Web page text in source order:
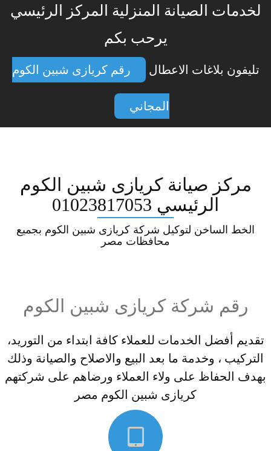
لخدمات الصيانة المنزلية المركز الرئيسي
يرحب بكم
تليفون بلاغات الاعطال رقم كريازى شبين الكوم
المجاني
مركز صيانة كريازى شبين الكوم
الرئيسي 01023817053
الخط الساخن لتوكيل شركة كريازى شبين الكوم بجميع
محافظات مصر
رقم شركة كريازى شبين الكوم
تقديم أفضل الخدمات للعملاء كافة ابتداء من التوريد،
التركيب ، وخدمة ما بعد البيع والاصلاح والصيانة وذلك
بهدف الحفاظ على ولاء العملاء ورضاهم على شركتهم
كريازى شبين الكوم مصر